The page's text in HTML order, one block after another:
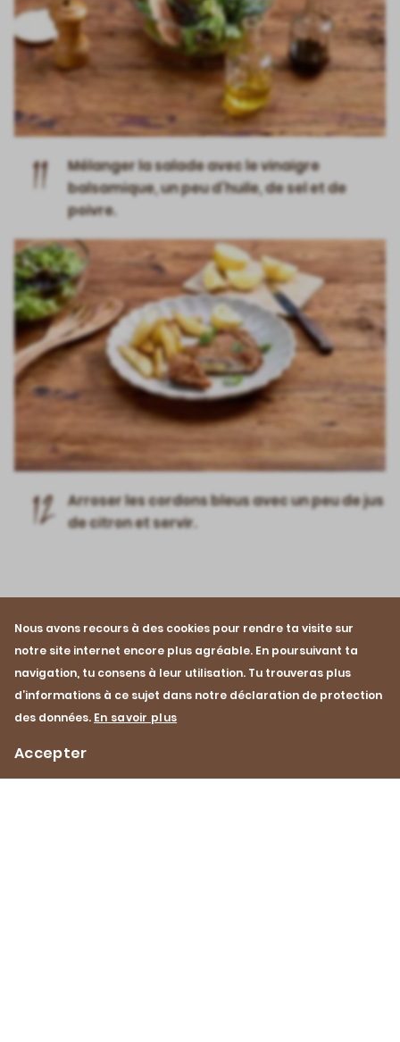
Nous avons recours à des cookies pour rendre ta visite sur
notre site internet encore plus agréable. En poursuivant ta
navigation, tu consens à leur utilisation. Tu trouveras plus
d’informations à ce sujet dans notre déclaration de protection
des données. En savoir plus
Accepter
11
Mélanger la salade avec le vinaigre
balsamique, un peu d’huile, de sel et de
poivre.
12
Arroser les cordons bleus avec un peu de jus
de citron et servir.
Préparation
Pour les enfants
Cordon bleu
Escalope
Cuisson à la poêle
Été